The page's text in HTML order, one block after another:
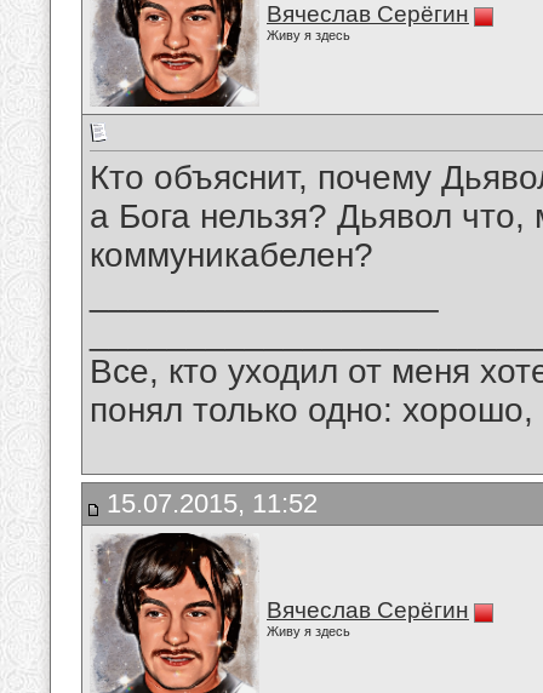
Вячеслав Серёгин
Живу я здесь
Кто объяснит, почему
а Бога нельзя? Дьявол
коммуникабелен?
Все, кто уходил от меня
понял только одно:
15.07.2015, 11:52
Вячеслав Серёгин
Живу я здесь